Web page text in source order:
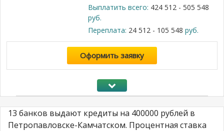
Выплатить всего: 424 512 - 505 548
руб.
Переплата: 24 512 - 105 548 руб.
Оформить заявку
13 банков выдают кредиты на 400000 рублей в
Петропавловске-Камчатском. Процентная ставка